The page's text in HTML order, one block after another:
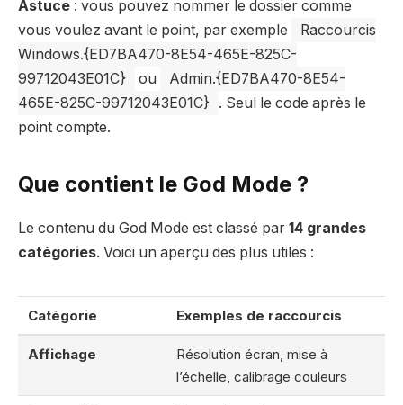
Astuce : vous pouvez nommer le dossier comme
vous voulez avant le point, par exemple
Raccourcis
Windows.{ED7BA470-8E54-465E-825C-
99712043E01C}
ou
Admin.{ED7BA470-8E54-
465E-825C-99712043E01C} . Seul le code après le
point compte.
Que contient le God Mode ?
Le contenu du God Mode est classé par 14 grandes
catégories. Voici un aperçu des plus utiles :
Catégorie Exemples de raccourcis
Affichage
Résolution écran, mise à
l’échelle, calibrage couleurs